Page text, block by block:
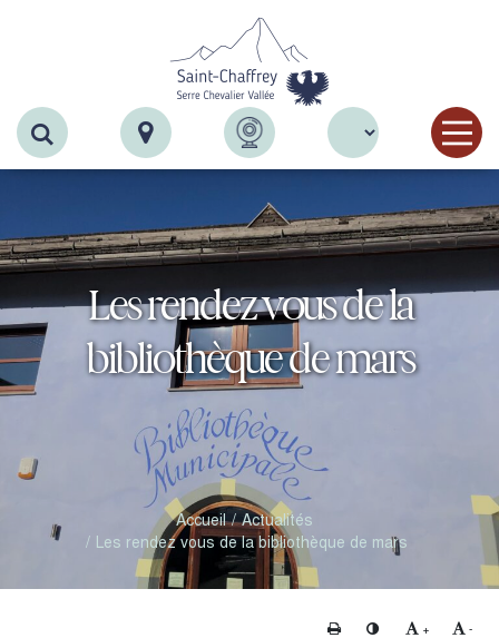
Recherche
Les rendez vous de la
bibliothèque de mars
Accueil
Actualités
Les rendez vous de la bibliothèque de mars
Imprimer Changer le contraste
+ Agrandir le
-